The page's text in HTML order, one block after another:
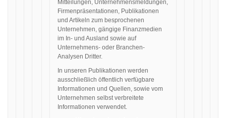
Mitteilungen, Unternehmensmeldungen,
Firmenpräsentationen, Publikationen
und Artikeln zum besprochenen
Unternehmen, gängige Finanzmedien
im In- und Ausland sowie auf
Unternehmens- oder Branchen-
Analysen Dritter.
In unseren Publikationen werden
ausschließlich öffentlich verfügbare
Informationen und Quellen, sowie vom
Unternehmen selbst verbreitete
Informationen verwendet.